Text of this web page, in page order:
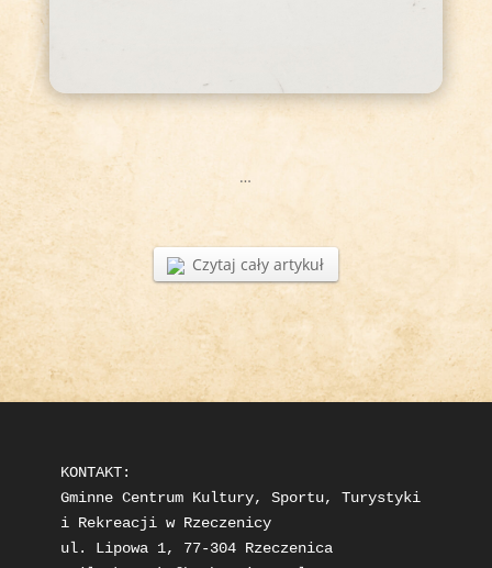
…
Czytaj cały artykuł
KONTAKT:
Gminne Centrum Kultury, Sportu, Turystyki
i Rekreacji w Rzeczenicy
ul. Lipowa 1, 77-304 Rzeczenica